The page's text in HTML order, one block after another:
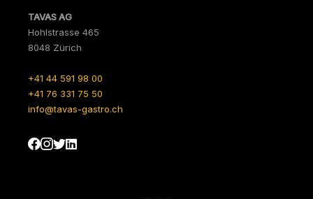
TAVAS AG
Hohlstrasse 465
8048 Zürich
+41 44 591 98 00
+41 76 331 75 50
info@tavas-gastro.ch